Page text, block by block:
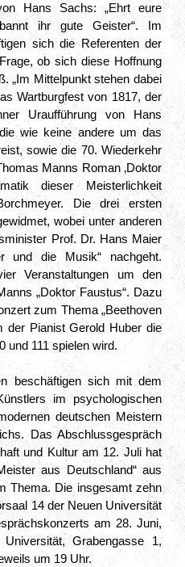
Hans Sachs: „Ehrt eure
ihr gute Geister“. Im
sich die Referenten der
ob sich diese Hoffnung
„Im Mittelpunkt stehen dabei
Wartburgfest von 1817, der
Uraufführung von Hans
wie keine andere um das
sowie die 70. Wiederkehr
Manns Roman ‚Doktor
dieser Meisterlichkeit
Die drei ersten
wobei unter anderen
Prof. Dr. Hans Maier
und die Musik“ nachgeht.
Veranstaltungen um den
„Doktor Faustus“. Dazu
zum Thema „Beethoven
der Pianist Gerold Huber die
und 111 spielen wird.
beschäftigen sich mit dem
im psychologischen
deutschen Meistern
Das Abschlussgespräch
und Kultur am 12. Juli hat
aus Deutschland“ aus
Thema. Die insgesamt zehn
14 der Neuen Universität
am 28. Juni,
Grabengasse 1,
um 19 Uhr.